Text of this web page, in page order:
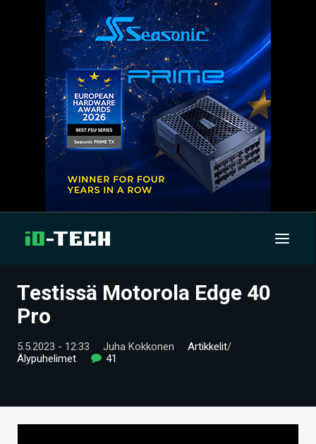
UUTISET
VIDEOT
TIETOA
Testissä Motorola Edge 40
Pro
5.5.2023 - 12:33 Juha Kokkonen Artikkelit/
Älypuhelimet
41